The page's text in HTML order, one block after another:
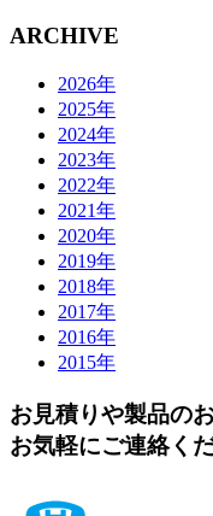
ARCHIVE
2026年
2025年
2024年
2023年
2022年
2021年
2020年
2019年
2018年
2017年
2016年
2015年
お見積りや製品の
お気軽にご連絡く